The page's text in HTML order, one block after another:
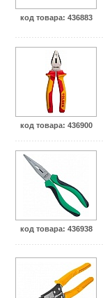
код товара: 436883
код товара: 436900
код товара: 436938